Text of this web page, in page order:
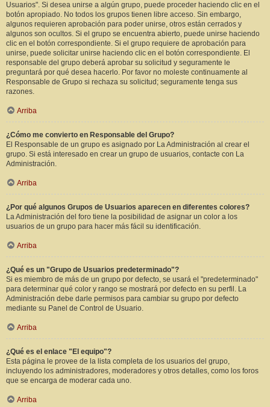
Usuarios". Si desea unirse a algún grupo, puede proceder haciendo clic en el
botón apropiado. No todos los grupos tienen libre acceso. Sin embargo,
algunos requieren aprobación para poder unirse, otros están cerrados y
algunos son ocultos. Si el grupo se encuentra abierto, puede unirse haciendo
clic en el botón correspondiente. Si el grupo requiere de aprobación para
unirse, puede solicitar unirse haciendo clic en el botón correspondiente. El
responsable del grupo deberá aprobar su solicitud y seguramente le
preguntará por qué desea hacerlo. Por favor no moleste continuamente al
Responsable de Grupo si rechaza su solicitud; seguramente tenga sus
razones.
Arriba
¿Cómo me convierto en Responsable del Grupo?
El Responsable de un grupo es asignado por La Administración al crear el
grupo. Si está interesado en crear un grupo de usuarios, contacte con La
Administración.
Arriba
¿Por qué algunos Grupos de Usuarios aparecen en diferentes colores?
La Administración del foro tiene la posibilidad de asignar un color a los
usuarios de un grupo para hacer más fácil su identificación.
Arriba
¿Qué es un "Grupo de Usuarios predeterminado"?
Si es miembro de más de un grupo por defecto, se usará el "predeterminado"
para determinar qué color y rango se mostrará por defecto en su perfil. La
Administración debe darle permisos para cambiar su grupo por defecto
mediante su Panel de Control de Usuario.
Arriba
¿Qué es el enlace "El equipo"?
Esta página le provee de la lista completa de los usuarios del grupo,
incluyendo los administradores, moderadores y otros detalles, como los foros
que se encarga de moderar cada uno.
Arriba